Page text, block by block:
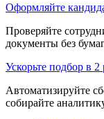
Оформляйте
Проверяйте
документы без
Ускорьте подбор в 2
Автоматизируйте
собирайте